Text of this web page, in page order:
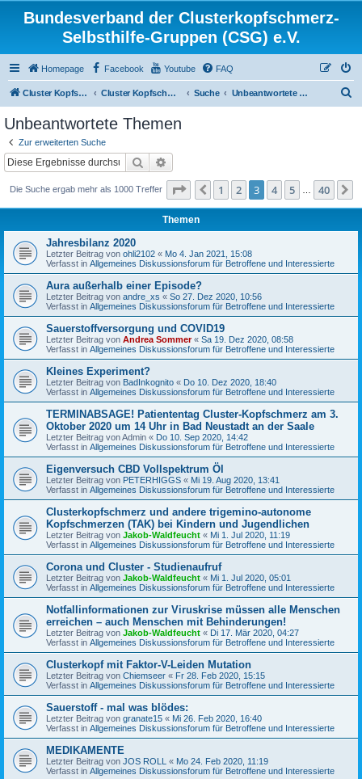
Bundesverband der Clusterkopfschmerz-
Selbsthilfe-Gruppen (CSG) e.V.
Homepage Facebook Youtube FAQ
Cluster Kopfschmerz Homepage Cluster Kopfschmerz Forum Suche Unbeantwortete Themen
Unbeantwortete Themen
Zur erweiterten Suche
Suche
Die Suche ergab mehr als 1000 Treffer Seite von
Vorherige
1 2 3 4 5 40
Themen
Jahresbilanz 2020
Letzter Beitrag von ohli2102 « Mo 4. Jan 2021, 15:08
Verfasst in Allgemeines Diskussionsforum für Betroffene und Interessierte
Aura außerhalb einer Episode?
Letzter Beitrag von andre_xs « So 27. Dez 2020, 10:56
Verfasst in Allgemeines Diskussionsforum für Betroffene und Interessierte
Sauerstoffversorgung und COVID19
Letzter Beitrag von Andrea Sommer« Sa 19. Dez 2020, 08:58
Verfasst in Allgemeines Diskussionsforum für Betroffene und Interessierte
Kleines Experiment?
Letzter Beitrag von BadInkognito « Do 10. Dez 2020, 18:40
Verfasst in Allgemeines Diskussionsforum für Betroffene und Interessierte
TERMINABSAGE! Patiententag Cluster-Kopfschmerz am 3.
Oktober 2020 um 14 Uhr in Bad Neustadt an der Saale
Letzter Beitrag vonAdmin « Do 10. Sep 2020, 14:42
Verfasst in Allgemeines Diskussionsforum für Betroffene und Interessierte
Eigenversuch CBD Vollspektrum Öl
Letzter Beitrag von PETERHIGGS « Mi 19. Aug 2020, 13:41
Verfasst in Allgemeines Diskussionsforum für Betroffene und Interessierte
Clusterkopfschmerz und andere trigemino-autonome
Kopfschmerzen (TAK) bei Kindern und Jugendlichen
Letzter Beitrag von Jakob-Waldfeucht « Mi 1. Jul 2020, 11:19
Verfasst in Allgemeines Diskussionsforum für Betroffene und Interessierte
Corona und Cluster - Studienaufruf
Letzter Beitrag von Jakob-Waldfeucht « Mi 1. Jul 2020, 05:01
Verfasst in Allgemeines Diskussionsforum für Betroffene und Interessierte
Notfallinformationen zur Viruskrise müssen alle Menschen
erreichen – auch Menschen mit Behinderungen!
Letzter Beitrag von Jakob-Waldfeucht « Di 17. Mär 2020, 04:27
Verfasst in Allgemeines Diskussionsforum für Betroffene und Interessierte
Clusterkopf mit Faktor-V-Leiden Mutation
Letzter Beitrag von Chiemseer « Fr 28. Feb 2020, 15:15
Verfasst in Allgemeines Diskussionsforum für Betroffene und Interessierte
Sauerstoff - mal was blödes:
Letzter Beitrag von granate15 « Mi 26. Feb 2020, 16:40
Verfasst in Allgemeines Diskussionsforum für Betroffene und Interessierte
MEDIKAMENTE
Letzter Beitrag von JOS ROLL « Mo 24. Feb 2020, 11:19
Verfasst in Allgemeines Diskussionsforum für Betroffene und Interessierte